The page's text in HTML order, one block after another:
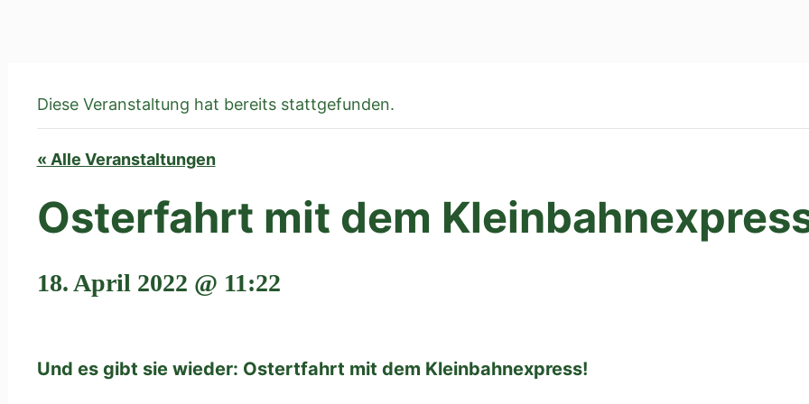
Diese Veranstaltung hat bereits stattgefunden.
« Alle Veranstaltungen
Osterfahrt mit dem
18. April 2022 @ 11:22
Und es gibt sie wieder: Ostertfahrt mit dem Kleinbahnexpress!